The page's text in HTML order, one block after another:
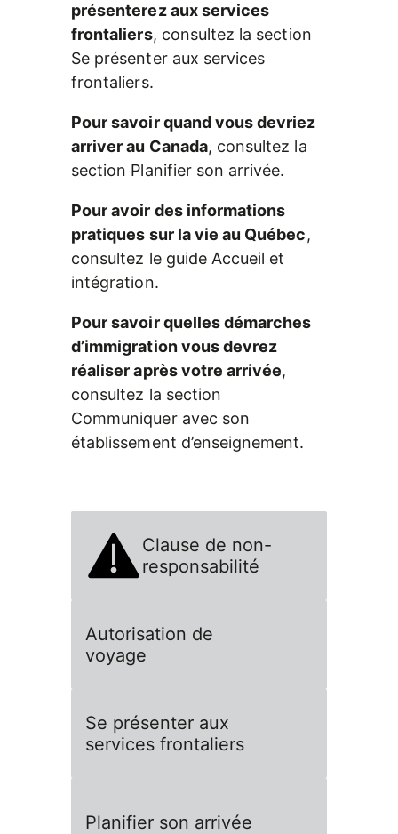
présenterez aux services
frontaliers, consultez la section
Se présenter aux services
frontaliers.
Pour savoir quand vous devriez
arriver au Canada, consultez la
section Planifier son arrivée.
Pour avoir des informations
pratiques sur la vie au Québec,
consultez le guide Accueil et
intégration.
Pour savoir quelles démarches
d’immigration vous devrez
réaliser après votre arrivée,
consultez la section
Communiquer avec son
établissement d’enseignement.
Clause de non-
responsabilité
Autorisation de
voyage
Se présenter aux
services frontaliers
Planifier son arrivée